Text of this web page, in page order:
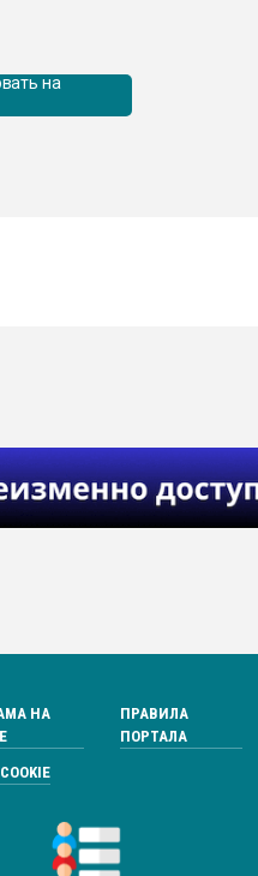
на
НА
ПРАВИЛА
ПОРТАЛА